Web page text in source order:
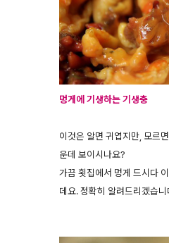
멍게에 기생하는 기생충
이것은 알면 귀엽지만, 모르
운데 보이시나요?
가끔 횟집에서 멍게 드시다
데요. 정확히 알려드리겠습니